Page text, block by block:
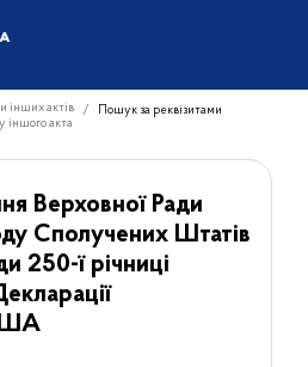
інших актів
Пошук за реквізитами
іншого акта
Верховної Ради
Сполучених Штатів
250-ї річниці